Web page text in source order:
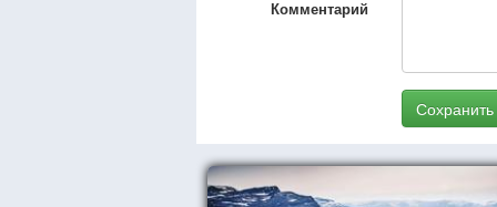
Комментарий
Сохранить